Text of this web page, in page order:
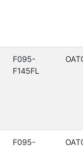
F095-
F145FL
F095-